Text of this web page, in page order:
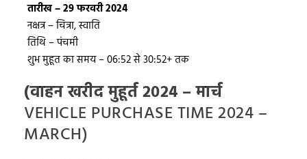
तारीख – 29 फरवरी 2024
नक्षत्र – चित्रा, स्वाति
तिथि – पंचमी
शुभ मुहूत का समय – 06:52 से 30:52+ तक
(वाहन खरीद मुहूर्त 2024 – मार्च
VEHICLE PURCHASE TIME 2024 –
MARCH)